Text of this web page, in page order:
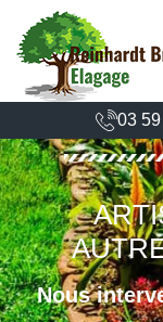
03
Nous